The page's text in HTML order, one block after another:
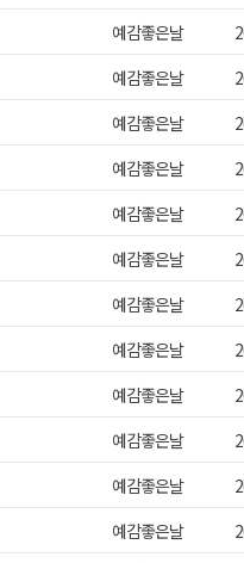
예감좋은날
예감좋은날
예감좋은날
예감좋은날
예감좋은날
예감좋은날
예감좋은날
예감좋은날
예감좋은날
예감좋은날
예감좋은날
예감좋은날